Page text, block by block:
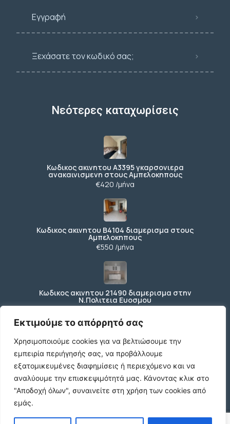
Εκτιμούμε το απόρρητό σας
Χρησιμοποιούμε cookies για να βελτιώσουμε την
εμπειρία περιήγησής σας, να προβάλλουμε
εξατομικευμένες διαφημίσεις ή περιεχόμενο και να
αναλύουμε την επισκεψιμότητά μας. Κάνοντας κλικ στο
"Αποδοχή όλων", συναινείτε στη χρήση των cookies από
εμάς.
Εγγραφή
Ξεχάσατε τον κωδικό σας;
Νεότερες καταχωρίσεις
Κωδικος ακινητου Α3395 γκαρσονιερα
ανακαινισμενη στους Αμπελοκηπους
€420 /μήνα
Κωδικος ακινητου Β4104 διαμερισμα στους
Αμπελοκηπους
€550 /μήνα
Κωδικος ακινητου 21490 διαμερισμα στην
Ν.Πολιτεια Ευοσμου
Κωδικος ακινητου 21489 διαμερισμα Ανωθεν
Κορδελιου
€80.000